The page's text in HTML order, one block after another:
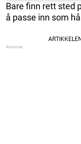
Bare finn rett sted
å passe inn som